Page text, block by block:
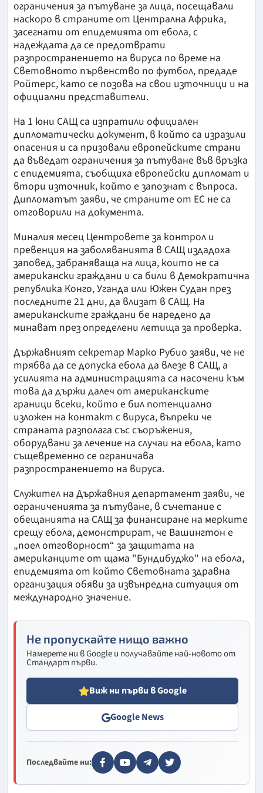
ограничения за пътуване за лица, посещавали
наскоро в страните от Централна Африка,
засегнати от епидемията от ебола, с
надеждата да се предотврати
разпространението на вируса по време на
Световното първенство по футбол, предаде
Ройтерс, като се позова на свои източници и на
официални представители.
На 1 юни САЩ са изпратили официален
дипломатически документ, в който са изразили
опасения и са призовали европейските страни
да въведат ограничения за пътуване във връзка
с епидемията, съобщиха европейски дипломат и
втори източник, който е запознат с въпроса.
Дипломатът заяви, че страните от ЕС не са
отговорили на документа.
Миналия месец Центровете за контрол и
превенция на заболяванията в САЩ издадоха
заповед, забраняваща на лица, които не са
американски граждани и са били в Демократична
република Конго, Уганда или Южен Судан през
последните 21 дни, да влизат в САЩ. На
американските граждани бе наредено да
минават през определени летища за проверка.
Държавният секретар Марко Рубио заяви, че не
трябва да се допуска ебола да влезе в САЩ, а
усилията на администрацията са насочени към
това да държи далеч от американските
граници всеки, който е бил потенциално
изложен на контакт с вируса, въпреки че
страната разполага със съоръжения,
оборудвани за лечение на случаи на ебола, като
същевременно се ограничава
разпространението на вируса.
Служител на Държавния департамент заяви, че
ограниченията за пътуване, в съчетание с
обещанията на САЩ за финансиране на мерките
срещу ебола, демонстрират, че Вашингтон е
„поел отговорност“ за защитата на
американците от щама "Бундибуджо" на ебола,
епидемията от който Световната здравна
организация обяви за извънредна ситуация от
международно значение.
Не пропускайте нищо важно
Намерете ни в Google и получавайте най-новото от
Стандарт първи.
Виж ни първи в Google
Google News
Последвайте ни: